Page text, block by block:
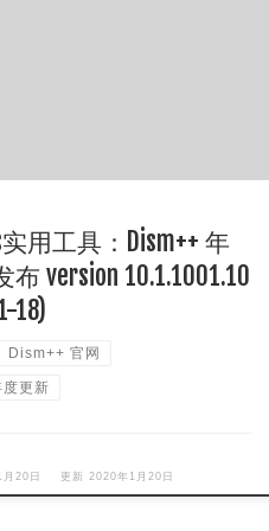
实用工具：Dism++ 年
布 version 10.1.1001.10
18)
Dism++ 官网
更新
20日 更新 2020年1月20日